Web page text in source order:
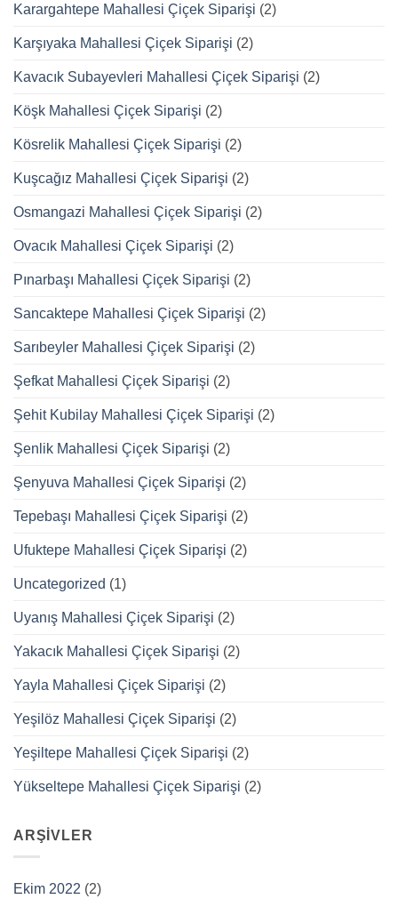
Karargahtepe Mahallesi Çiçek Siparişi (2)
Karşıyaka Mahallesi Çiçek Siparişi (2)
Kavacık Subayevleri Mahallesi Çiçek Siparişi (2)
Köşk Mahallesi Çiçek Siparişi (2)
Kösrelik Mahallesi Çiçek Siparişi (2)
Kuşcağız Mahallesi Çiçek Siparişi (2)
Osmangazi Mahallesi Çiçek Siparişi (2)
Ovacık Mahallesi Çiçek Siparişi (2)
Pınarbaşı Mahallesi Çiçek Siparişi (2)
Sancaktepe Mahallesi Çiçek Siparişi (2)
Sarıbeyler Mahallesi Çiçek Siparişi (2)
Şefkat Mahallesi Çiçek Siparişi (2)
Şehit Kubilay Mahallesi Çiçek Siparişi (2)
Şenlik Mahallesi Çiçek Siparişi (2)
Şenyuva Mahallesi Çiçek Siparişi (2)
Tepebaşı Mahallesi Çiçek Siparişi (2)
Ufuktepe Mahallesi Çiçek Siparişi (2)
Uncategorized (1)
Uyanış Mahallesi Çiçek Siparişi (2)
Yakacık Mahallesi Çiçek Siparişi (2)
Yayla Mahallesi Çiçek Siparişi (2)
Yeşilöz Mahallesi Çiçek Siparişi (2)
Yeşiltepe Mahallesi Çiçek Siparişi (2)
Yükseltepe Mahallesi Çiçek Siparişi (2)
ARŞIVLER
Ekim 2022 (2)